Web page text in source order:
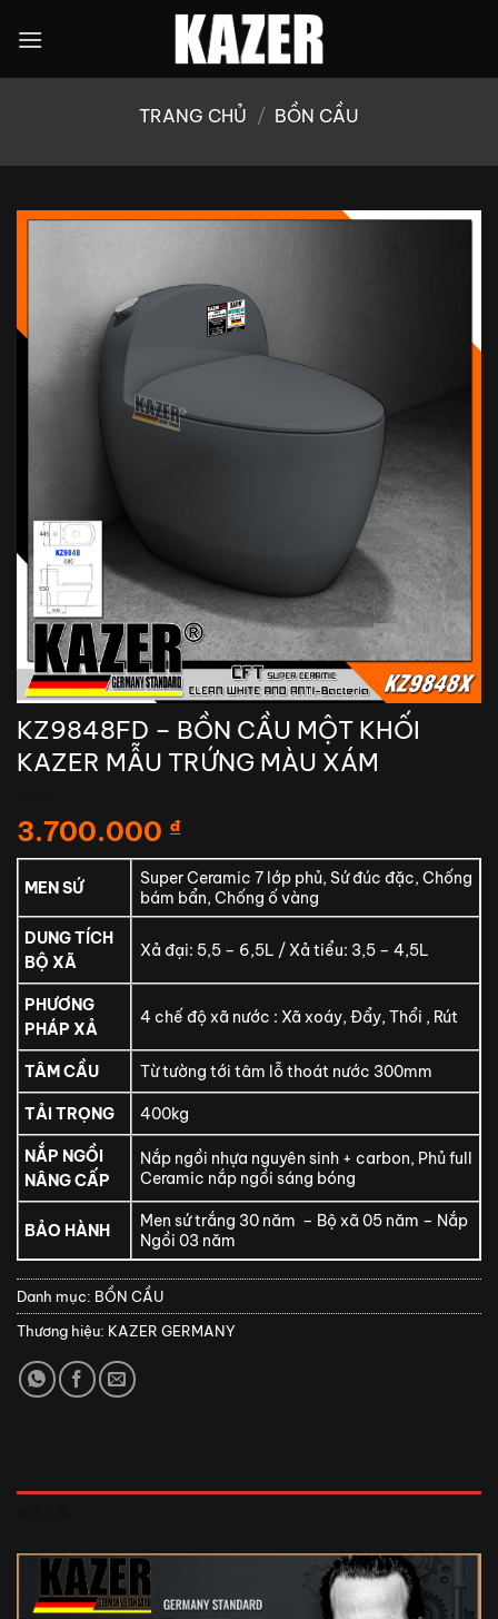
qua
TRANG CHỦ / BỒN CẦU
KZ9848FD – BỒN CẦU MỘT KHỐI
KAZER MẪU TRỨNG MÀU XÁM
3.700.000 ₫
MEN SỨ
Super Ceramic 7 lớp phủ, Sứ đúc đặc, Chống
bám bẩn, Chống ố vàng
DUNG TÍCH
BỘ XÃ
Xả đại: 5,5 – 6,5L / Xả tiểu: 3,5 – 4,5L
PHƯƠNG
PHÁP XẢ
4 chế độ xã nước : Xã xoáy, Đẩy, Thổi , Rút
TÂM CẦU Từ tường tới tâm lỗ thoát nước 300mm
TẢI TRỌNG 400kg
NẮP NGỒI
NÂNG CẤP
Nắp ngồi nhựa nguyên sinh + carbon, Phủ full
Ceramic nắp ngồi sáng bóng
BẢO HÀNH
Men sứ trắng 30 năm – Bộ xã 05 năm – Nắp
Ngồi 03 năm
Danh mục: BỒN CẦU
Thương hiệu: KAZER GERMANY